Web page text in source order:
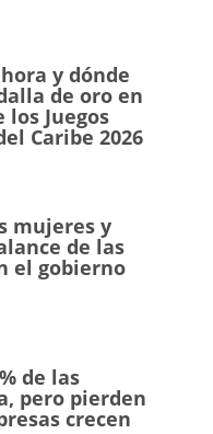
y dónde
de oro en
Juegos
Caribe 2026
mujeres y
de las
el gobierno
de las
pero pierden
crecen